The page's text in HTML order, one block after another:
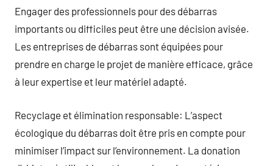
Engager des professionnels pour des débarras
importants ou difficiles peut être une décision avisée.
Les entreprises de débarras sont équipées pour
prendre en charge le projet de manière efficace, grâce
à leur expertise et leur matériel adapté.
Recyclage et élimination responsable: L’aspect
écologique du débarras doit être pris en compte pour
minimiser l’impact sur l’environnement. La donation